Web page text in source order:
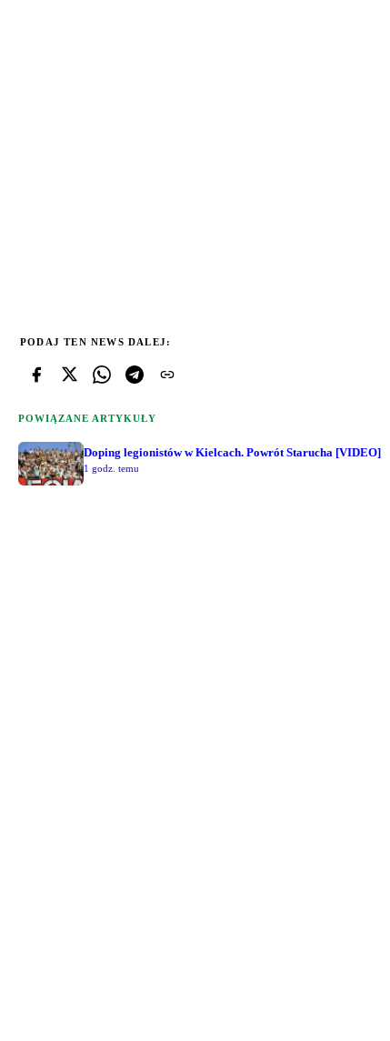
PODAJ TEN NEWS DALEJ:
POWIĄZANE ARTYKUŁY
Doping legionistów w Kielcach. Powrót Starucha [VIDEO]
1 godz. temu